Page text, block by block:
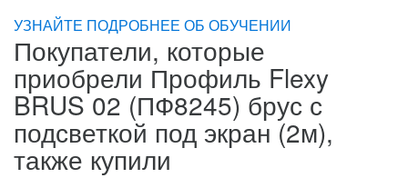
УЗНАЙТЕ ПОДРОБНЕЕ ОБ ОБУЧЕНИИ
Покупатели, которые
приобрели Профиль Flexy
BRUS 02 (ПФ8245) брус с
подсветкой под экран (2м),
также купили